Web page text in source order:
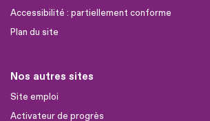
Accessibilité : partiellement conforme
Plan du site
Nos autres sites
Site emploi
Activateur de progrès